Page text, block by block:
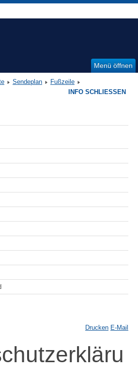
Menü öffnen
Sendeplan
Fußzeile
Drucken E-Mail
INFO SCHLIESSEN